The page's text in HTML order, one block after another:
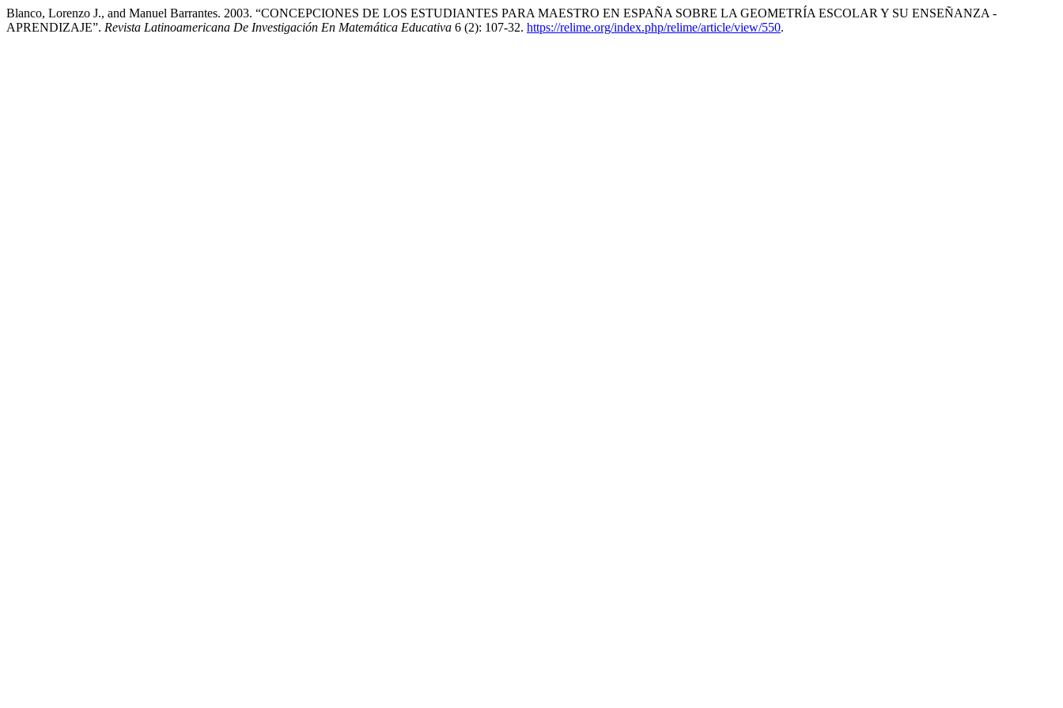
Blanco, Lorenzo J., and Manuel Barrantes. 2003. “CONCEPCIONES DE LOS ESTUDIANTES PARA MAESTRO EN ESPAÑA SOBRE LA GEOMETRÍA ESCOLAR Y SU ENSEÑANZA -
APRENDIZAJE”. Revista Latinoamericana De Investigación En Matemática Educativa 6 (2): 107-32. https://relime.org/index.php/relime/article/view/550.